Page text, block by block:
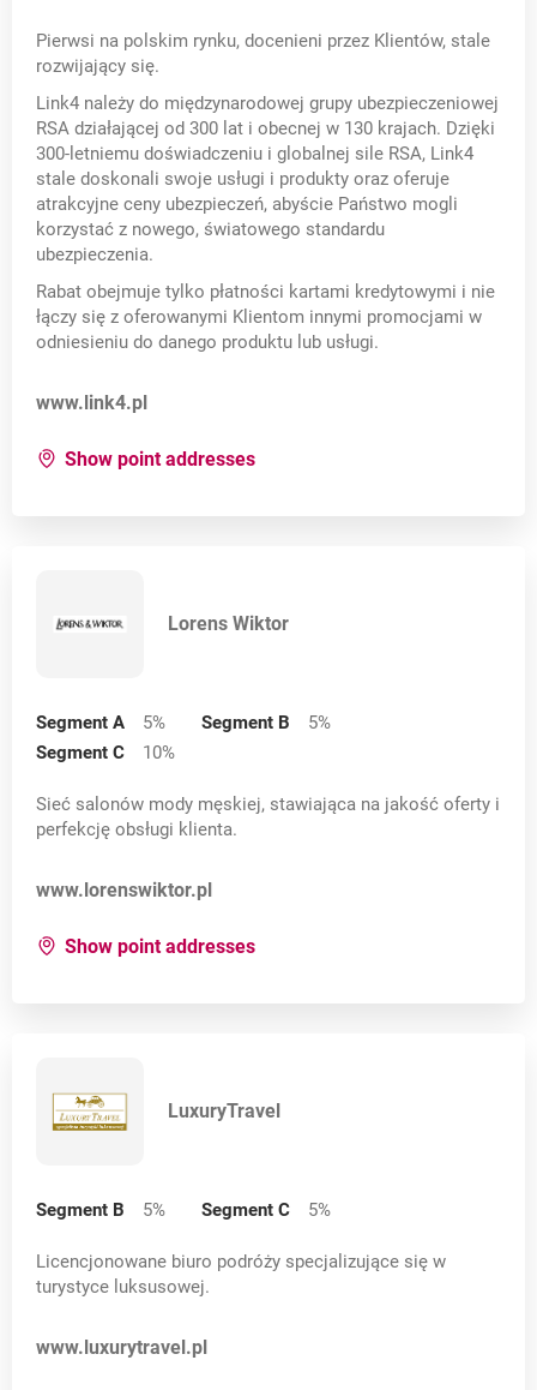
Pierwsi na polskim rynku, docenieni przez Klientów, stale
rozwijający się.
Link4 należy do międzynarodowej grupy ubezpieczeniowej
RSA działającej od 300 lat i obecnej w 130 krajach. Dzięki
300-letniemu doświadczeniu i globalnej sile RSA, Link4
stale doskonali swoje usługi i produkty oraz oferuje
atrakcyjne ceny ubezpieczeń, abyście Państwo mogli
korzystać z nowego, światowego standardu
ubezpieczenia.
Rabat obejmuje tylko płatności kartami kredytowymi i nie
łączy się z oferowanymi Klientom innymi promocjami w
odniesieniu do danego produktu lub usługi.
Opens in a new card
www.link4.pl
Show point addressesfor:
Lorens Wiktor
Segment A 5% Segment B 5%
Segment C
10%
Sieć salonów mody męskiej, stawiająca na jakość oferty i
perfekcję obsługi klienta.
Opens in a new card
www.lorenswiktor.pl
Show point addressesfor:
LuxuryTravel
Segment B 5% Segment C 5%
Licencjonowane biuro podróży specjalizujące się w
turystyce luksusowej.
Opens in a new card
www.luxurytravel.pl